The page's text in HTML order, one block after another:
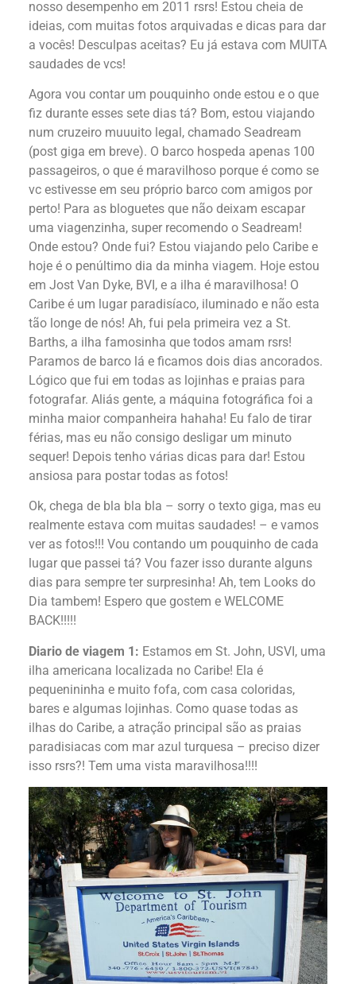
nosso desempenho em 2011 rsrs! Estou cheia de
ideias, com muitas fotos arquivadas e dicas para dar
a vocês! Desculpas aceitas? Eu já estava com MUITA
saudades de vcs!
Agora vou contar um pouquinho onde estou e o que
fiz durante esses sete dias tá? Bom, estou viajando
num cruzeiro muuuito legal, chamado Seadream
(post giga em breve). O barco hospeda apenas 100
passageiros, o que é maravilhoso porque é como se
vc estivesse em seu próprio barco com amigos por
perto! Para as bloguetes que não deixam escapar
uma viagenzinha, super recomendo o Seadream!
Onde estou? Onde fui? Estou viajando pelo Caribe e
hoje é o penúltimo dia da minha viagem. Hoje estou
em Jost Van Dyke, BVI, e a ilha é maravilhosa! O
Caribe é um lugar paradisíaco, iluminado e não esta
tão longe de nós! Ah, fui pela primeira vez a St.
Barths, a ilha famosinha que todos amam rsrs!
Paramos de barco lá e ficamos dois dias ancorados.
Lógico que fui em todas as lojinhas e praias para
fotografar. Aliás gente, a máquina fotográfica foi a
minha maior companheira hahaha! Eu falo de tirar
férias, mas eu não consigo desligar um minuto
sequer! Depois tenho várias dicas para dar! Estou
ansiosa para postar todas as fotos!
Ok, chega de bla bla bla – sorry o texto giga, mas eu
realmente estava com muitas saudades! – e vamos
ver as fotos!!! Vou contando um pouquinho de cada
lugar que passei tá? Vou fazer isso durante alguns
dias para sempre ter surpresinha! Ah, tem Looks do
Dia tambem! Espero que gostem e WELCOME
BACK!!!!!
Diario de viagem 1: Estamos em St. John, USVI, uma
ilha americana localizada no Caribe! Ela é
pequenininha e muito fofa, com casa coloridas,
bares e algumas lojinhas. Como quase todas as
ilhas do Caribe, a atração principal são as praias
paradisiacas com mar azul turquesa – preciso dizer
isso rsrs?! Tem uma vista maravilhosa!!!!